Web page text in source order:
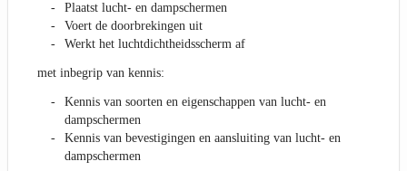
Plaatst lucht- en dampschermen
Voert de doorbrekingen uit
Werkt het luchtdichtheidsscherm af
met inbegrip van kennis:
Kennis van soorten en eigenschappen van lucht- en
dampschermen
Kennis van bevestigingen en aansluiting van lucht- en
dampschermen